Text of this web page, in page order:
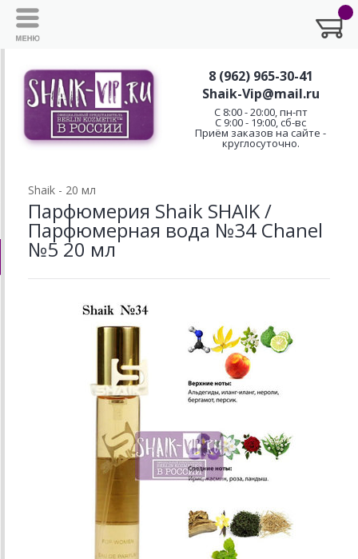
8 (962) 965-30-41
Shaik-Vip@mail.ru
C 8:00 - 20:00, пн-пт
С 9:00 - 19:00, сб-вс
Приём заказов на сайте -
круглосуточно.
Shaik - 20 мл
Парфюмерия Shaik SHAIK /
Парфюмерная вода №34 Chanel
№5 20 мл